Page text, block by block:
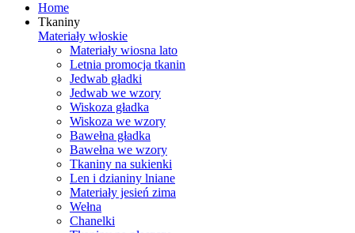
Home
Tkaniny
Materiały włoskie
Materiały wiosna lato
Letnia promocja tkanin
Jedwab gładki
Jedwab we wzory
Wiskoza gładka
Wiskoza we wzory
Bawełna gładka
Bawełna we wzory
Tkaniny na sukienki
Len i dzianiny lniane
Materiały jesień zima
Wełna
Chanelki